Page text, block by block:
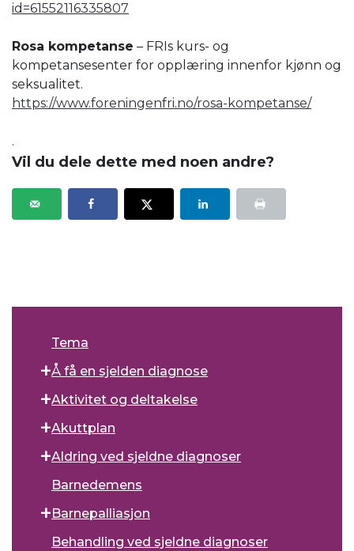
Tema
Å få en sjelden diagnose
Aktivitet og deltakelse
Akuttplan
Aldring ved sjeldne diagnoser
Barnedemens
Barnepalliasjon
Behandling ved sjeldne diagnoser
id=61552116335807
Rosa kompetanse – FRIs kurs- og
kompetansesenter for opplæring innenfor kjønn og
seksualitet.
https://www.foreningenfri.no/rosa-kompetanse/
.
Vil du dele dette med noen andre?